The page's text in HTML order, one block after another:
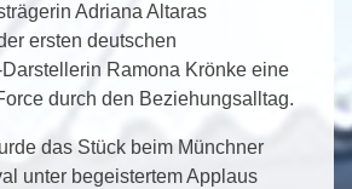
Adriana Altaras
ersten deutschen
Ramona Krönke eine
durch den Beziehungsalltag.
das Stück beim Münchner
unter begeistertem Applaus